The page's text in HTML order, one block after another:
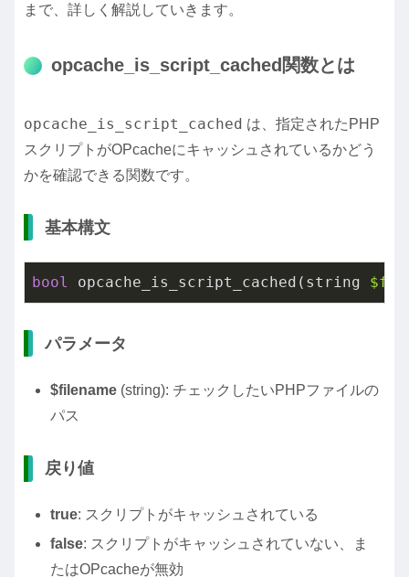
まで、詳しく解説していきます。
opcache_is_script_cached関数とは
opcache_is_script_cached は、指定されたPHP
スクリプトがOPcacheにキャッシュされているかどう
かを確認できる関数です。
基本構文
bool opcache_is_script_cached(string
パラメータ
$filename (string): チェックしたいPHPファイルの
パス
戻り値
true: スクリプトがキャッシュされている
false: スクリプトがキャッシュされていない、ま
たはOPcacheが無効